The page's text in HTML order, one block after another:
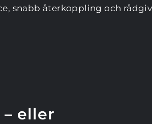
snabb återkoppling och
eller